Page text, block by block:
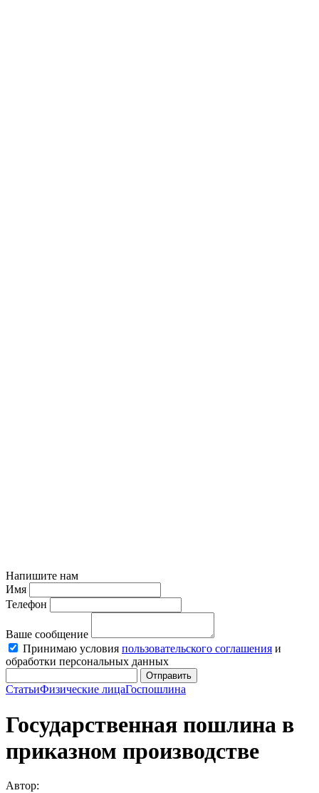
Напишите нам
Имя
Телефон
Ваше сообщение
Принимаю условия пользовательского соглашения и
обработки персональных данных
Отправить
СтатьиФизические лицаГоспошлина
Государственная пошлина в
приказном производстве
Автор: